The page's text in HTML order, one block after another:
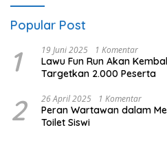
Popular Post
1 19 Juni 2025 1 Komentar
Lawu Fun Run Akan
Targetkan 2.000 Peserta
2 26 April 2025 1 Komentar
Peran Wartawan dalam
Toilet Siswi